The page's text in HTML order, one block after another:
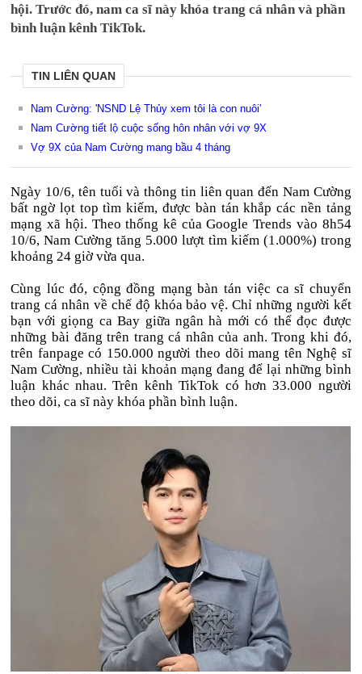
hội. Trước đó, nam ca sĩ này khóa trang cá nhân và phần
bình luận kênh TikTok.
TIN LIÊN QUAN
Nam Cường: 'NSND Lệ Thủy xem tôi là con nuôi'
Nam Cường tiết lộ cuộc sống hôn nhân với vợ 9X
Vợ 9X của Nam Cường mang bầu 4 tháng
Ngày 10/6, tên tuổi và thông tin liên quan đến Nam Cường
bất ngờ lọt top tìm kiếm, được bàn tán khắp các nền tảng
mạng xã hội. Theo thống kê của Google Trends vào 8h54
10/6, Nam Cường tăng 5.000 lượt tìm kiếm (1.000%) trong
khoảng 24 giờ vừa qua.
Cùng lúc đó, cộng đồng mạng bàn tán việc ca sĩ chuyển
trang cá nhân về chế độ khóa bảo vệ. Chỉ những người kết
bạn với giọng ca Bay giữa ngân hà mới có thể đọc được
những bài đăng trên trang cá nhân của anh. Trong khi đó,
trên fanpage có 150.000 người theo dõi mang tên Nghệ sĩ
Nam Cường, nhiều tài khoản mạng đang để lại những bình
luận khác nhau. Trên kênh TikTok có hơn 33.000 người
theo dõi, ca sĩ này khóa phần bình luận.